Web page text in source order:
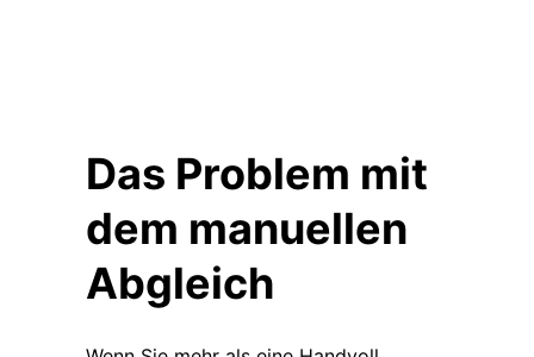
Das Problem mit
dem manuellen
Abgleich